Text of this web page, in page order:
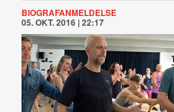
BIOGRAFANMELDELSE
05. OKT. 2016 | 22:17